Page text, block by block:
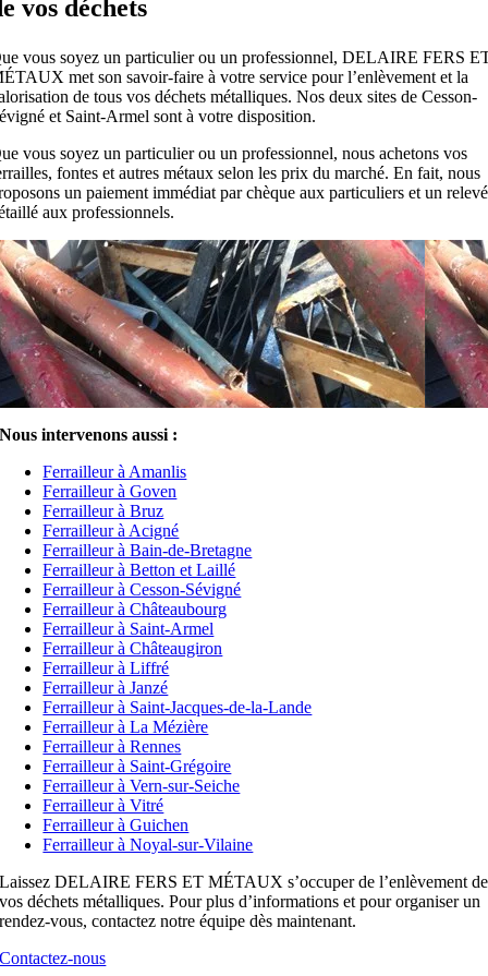
vos déchets
vous soyez un particulier ou un professionnel, DELAIRE FERS
met son savoir-faire à votre service pour l’enlèvement et la
de tous vos déchets métalliques. Nos deux sites de Cesson-
et Saint-Armel sont à votre disposition.
vous soyez un particulier ou un professionnel, nous achetons vos
fontes et autres métaux selon les prix du marché. En fait, nous
un paiement immédiat par chèque aux particuliers et un relevé
aux professionnels.
Nous intervenons aussi :
Ferrailleur à Amanlis
Ferrailleur à Goven
Ferrailleur à Bruz
Ferrailleur à Acigné
Ferrailleur à Bain-de-Bretagne
Ferrailleur à Betton et Laillé
Ferrailleur à Cesson-Sévigné
Ferrailleur à Châteaubourg
Ferrailleur à Saint-Armel
Ferrailleur à Châteaugiron
Ferrailleur à Liffré
Ferrailleur à Janzé
Ferrailleur à Saint-Jacques-de-la-Lande
Ferrailleur à La Mézière
Ferrailleur à Rennes
Ferrailleur à Saint-Grégoire
Ferrailleur à Vern-sur-Seiche
Ferrailleur à Vitré
Ferrailleur à Guichen
Ferrailleur à Noyal-sur-Vilaine
Laissez DELAIRE FERS ET MÉTAUX s’occuper de l’enlèvement de
vos déchets métalliques. Pour plus d’informations et pour organiser un
rendez-vous, contactez notre équipe dès maintenant.
Contactez-nous